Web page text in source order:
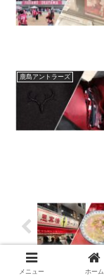
鹿島アントラーズ
メニュー ホーム